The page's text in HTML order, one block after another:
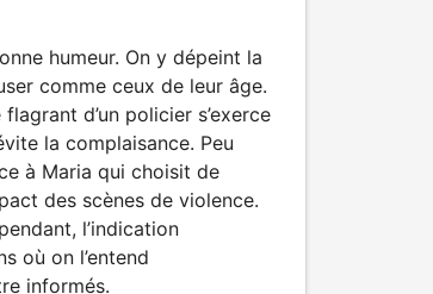
humeur. On y dépeint la
comme ceux de leur âge.
d’un policier s’exerce
la complaisance. Peu
à Maria qui choisit de
des scènes de violence.
l’indication
où on l’entend
informés.